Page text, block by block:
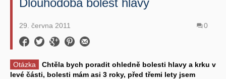
29. června 2011 0
Otázka
Chtěla bych poradit ohledně bolesti hlavy a krku v
levé části, bolesti mám asi 3 roky, před třemi lety jsem